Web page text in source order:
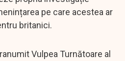
pe care acestea ar
britanici.
Vulpea Turnătoare al